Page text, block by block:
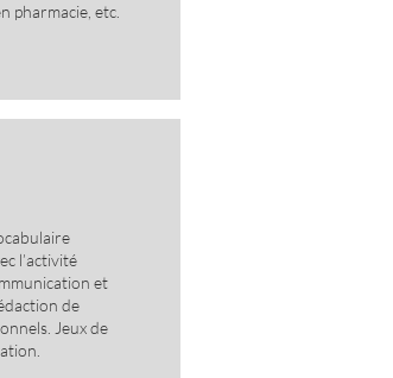
pharmacie, etc.
l’activité
et
de
Jeux de